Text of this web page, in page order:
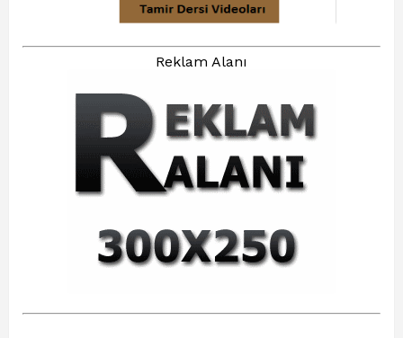
Reklam Alanı